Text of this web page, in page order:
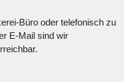
Büro oder telefonisch zu
E-Mail sind wir